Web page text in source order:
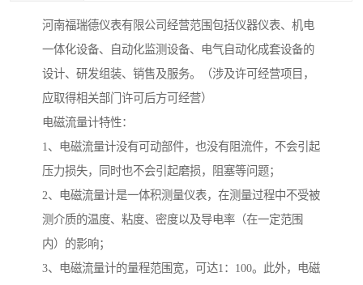
河南福瑞德仪表有限公司经营范围包括仪器仪表、机电
一体化设备、自动化监测设备、电气自动化成套设备的
设计、研发组装、销售及服务。（涉及许可经营项目，
应取得相关部门许可后方可经营）
电磁流量计特性：
1、电磁流量计没有可动部件，也没有阻流件，不会引起
压力损失，同时也不会引起磨损，阻塞等问题；
2、电磁流量计是一体积测量仪表，在测量过程中不受被
测介质的温度、粘度、密度以及导电率（在一定范围
内）的影响；
3、电磁流量计的量程范围宽，可达1：100。此外，电磁